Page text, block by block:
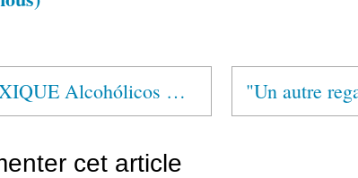
MEXIQUE Alcohólicos Anónimos®
cet article